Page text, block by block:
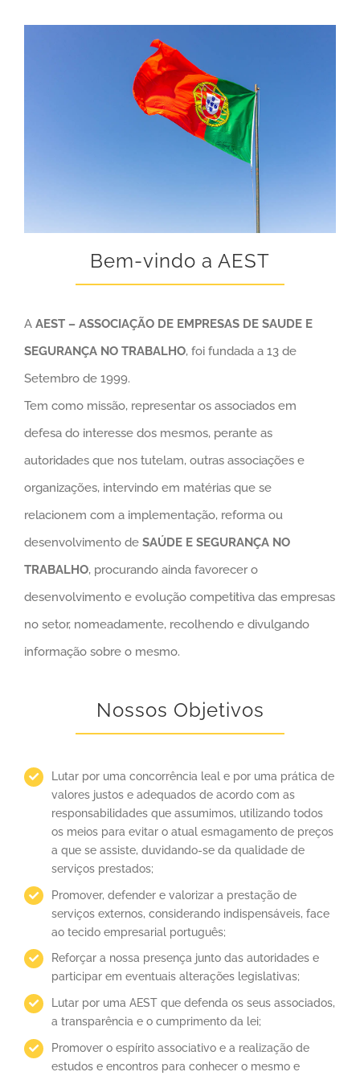
Bem-vindo a AEST
A AEST – ASSOCIAÇÃO DE EMPRESAS DE SAUDE E
SEGURANÇA NO TRABALHO, foi fundada a 13 de
Setembro de 1999.
Tem como missão, representar os associados em
defesa do interesse dos mesmos, perante as
autoridades que nos tutelam, outras associações e
organizações, intervindo em matérias que se
relacionem com a implementação, reforma ou
desenvolvimento de SAÚDE E SEGURANÇA NO
TRABALHO, procurando ainda favorecer o
desenvolvimento e evolução competitiva das empresas
no setor, nomeadamente, recolhendo e divulgando
informação sobre o mesmo.
Nossos Objetivos
Lutar por uma concorrência leal e por uma prática de
valores justos e adequados de acordo com as
responsabilidades que assumimos, utilizando todos
os meios para evitar o atual esmagamento de preços
a que se assiste, duvidando-se da qualidade de
serviços prestados;
Promover, defender e valorizar a prestação de
serviços externos, considerando indispensáveis, face
ao tecido empresarial português;
Reforçar a nossa presença junto das autoridades e
participar em eventuais alterações legislativas;
Lutar por uma AEST que defenda os seus associados,
a transparência e o cumprimento da lei;
Promover o espírito associativo e a realização de
estudos e encontros para conhecer o mesmo e